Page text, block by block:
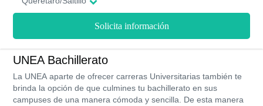
Solicita información
UNEA Bachillerato
La UNEA aparte de ofrecer carreras Universitarias también te
brinda la opción de que culmines tu bachillerato en sus
campuses de una manera cómoda y sencilla. De esta manera